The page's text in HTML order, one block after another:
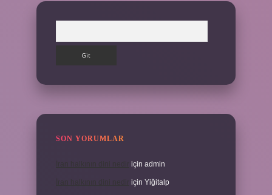
SON YORUMLAR
için admin
için Yiğitalp